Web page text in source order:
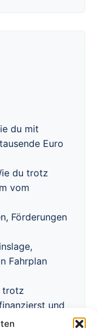
du mit
Euro
du trotz
vom
Förderungen
Fahrplan
trotz
und